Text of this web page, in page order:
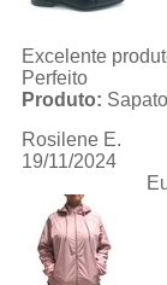
Excelente
Perfeito
Produto:
Rosilene E.
19/11/2024